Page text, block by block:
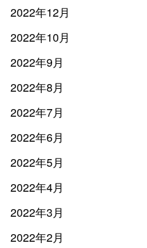
2022年12月
2022年10月
2022年9月
2022年8月
2022年7月
2022年6月
2022年5月
2022年4月
2022年3月
2022年2月